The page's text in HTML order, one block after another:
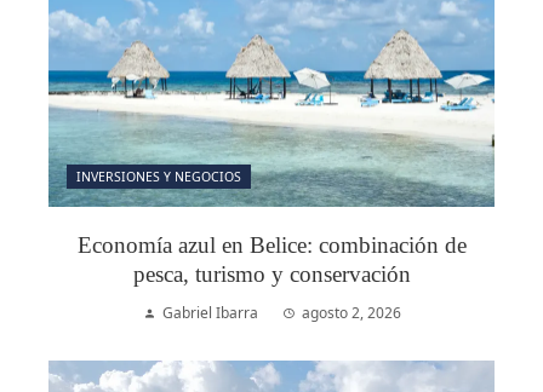
INVERSIONES Y NEGOCIOS
Economía azul en Belice: combinación de
pesca, turismo y conservación
Gabriel Ibarra agosto 2, 2026